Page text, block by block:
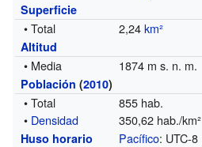
Superficie
• Total 2,24km²
Altitud
• Media 1874 m s. n. m.
Población (2010)
• Total
855 hab.
• Densidad 350,62 hab./km²
Huso horario Pacífico: UTC-8